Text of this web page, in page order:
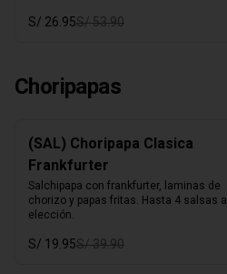
S/ 26.95S/ 53.90
Choripapas
(SAL) Choripapa Clasica
Frankfurter
Salchipapa con frankfurter, laminas de
chorizo y papas fritas. Hasta 4 salsas a
elección.
S/ 19.95S/ 39.90